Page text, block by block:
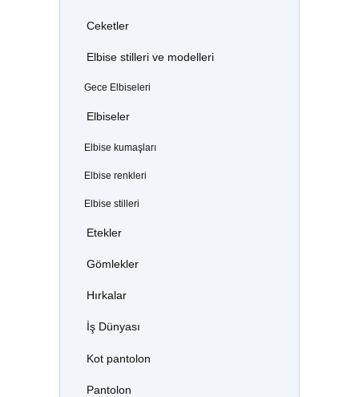
Ceketler
Elbise stilleri ve modelleri
Gece Elbiseleri
Elbiseler
Elbise kumaşları
Elbise renkleri
Elbise stilleri
Etekler
Gömlekler
Hırkalar
İş Dünyası
Kot pantolon
Pantolon